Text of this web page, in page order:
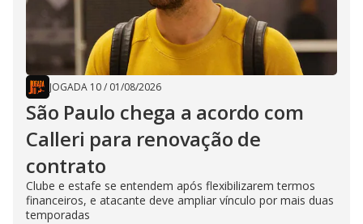
JOGADA 10/ 01/08/2026
São Paulo chega a acordo com
Calleri para renovação de
contrato
Clube e estafe se entendem após flexibilizarem termos
financeiros, e atacante deve ampliar vínculo por mais duas
temporadas